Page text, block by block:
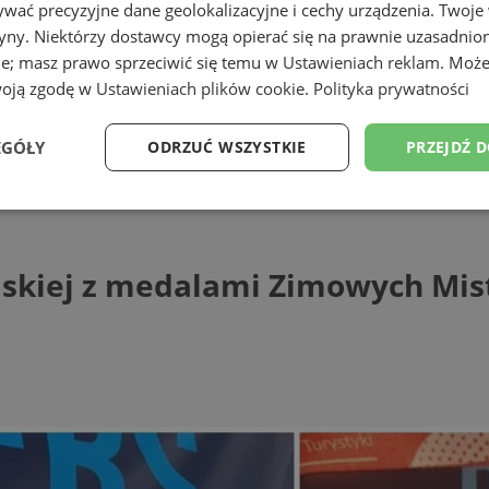
medalami Zimowych Mistrzostw Polski
z medalami Zimowych
precyzyjne dane geolokalizacyjne i cechy urządzenia.
Niektórzy dostawcy mogą opierać się na prawnie
masz prawo sprzeciwić się temu w Ustawieniach reklam.
zgodę w Ustawieniach plików cookie. Polityka prywatności
PRZEJDŹ
ODRZUĆ WSZYSTKIE
Wydajność Targetowanie Funkcjonalność
Provider
Domena
Opis